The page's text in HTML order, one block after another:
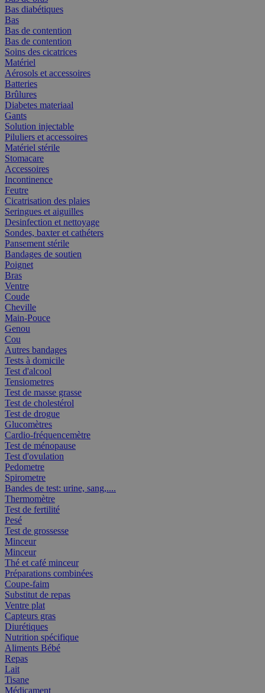
Bas diabétiques
Bas
Bas de contention
Bas de contention
Soins des cicatrices
Matériel
Aérosols et accessoires
Batteries
Brûlures
Diabetes materiaal
Gants
Solution injectable
Piluliers et accessoires
Matériel stérile
Stomacare
Accessoires
Incontinence
Feutre
Cicatrisation des plaies
Seringues et aiguilles
Desinfection et nettoyage
Sondes, baxter et cathéters
Pansement stérile
Bandages de soutien
Poignet
Bras
Ventre
Coude
Cheville
Main-Pouce
Genou
Cou
Autres bandages
Tests à domicile
Test d'alcool
Tensiometres
Test de masse grasse
Test de cholestérol
Test de drogue
Glucomètres
Cardio-fréquencemètre
Test de ménopause
Test d'ovulation
Pedometre
Spirometre
Bandes de test: urine, sang,....
Thermomètre
Test de fertilité
Pesé
Test de grossesse
Minceur
Minceur
Thé et café minceur
Préparations combinées
Coupe-faim
Substitut de repas
Ventre plat
Capteurs gras
Diurétiques
Nutrition spécifique
Aliments Bébé
Repas
Lait
Tisane
Médicament